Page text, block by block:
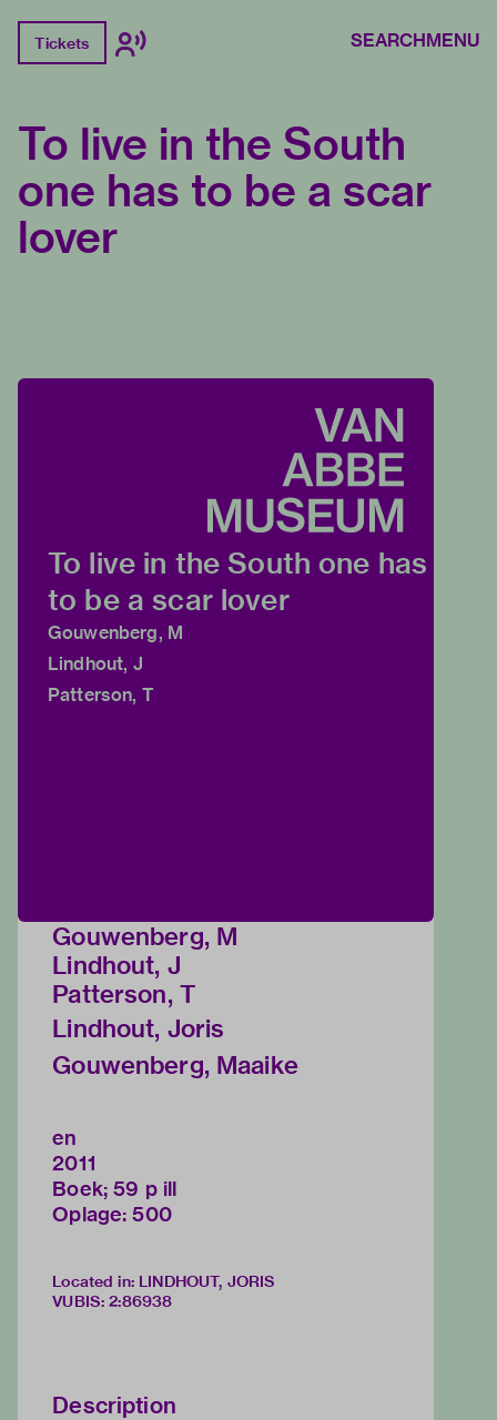
Tickets SEARCHMENU
To live in the South
one has to be a scar
lover
To live in the South one has
to be a scar lover
Gouwenberg, M
Lindhout, J
Patterson, T
Gouwenberg, M
Lindhout, J
Patterson, T
Lindhout, Joris
Gouwenberg, Maaike
en
2011
Boek; 59 p ill
Oplage: 500
Located in: LINDHOUT, JORIS
VUBIS: 2:86938
Description